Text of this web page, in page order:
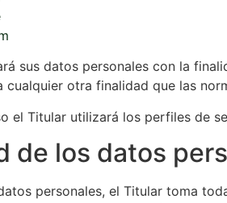
sus datos personales con la
cualquier otra finalidad que las
el Titular utilizará los perfiles de
de los datos
personales, el Titular toma